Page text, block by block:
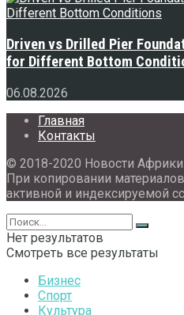
Driven vs Drilled Pier
for Different Bottom
06.08.2026
Главная
Контакты
© 2018-2020 Новости Африки
При копировании материалов
активной и индексируемой
Нет результатов
Смотреть все результаты
Бизнес
Спорт
Культура